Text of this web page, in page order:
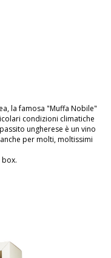
la famosa "Muffa Nobile"
condizioni climatiche
ungherese è un vino
per molti, moltissimi